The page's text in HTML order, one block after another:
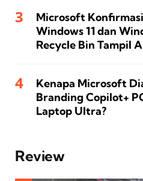
Microsoft
Windows 11 dan
Recycle Bin Tampil
Kenapa Microsoft
Branding Copilot+
Laptop Ultra?
Review